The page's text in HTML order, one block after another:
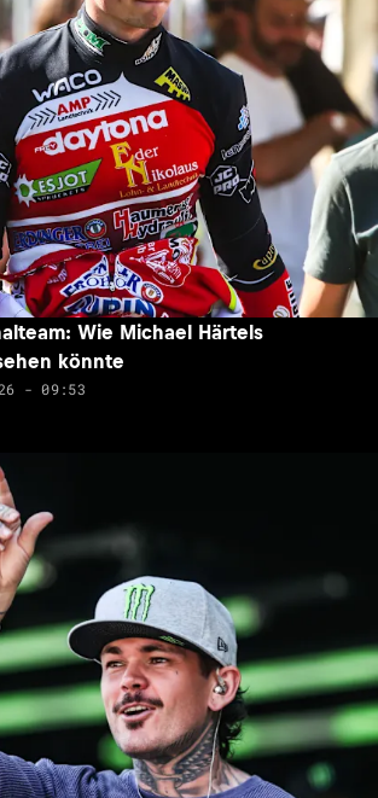
Wie Michael Härtels
könnte
- 09:53